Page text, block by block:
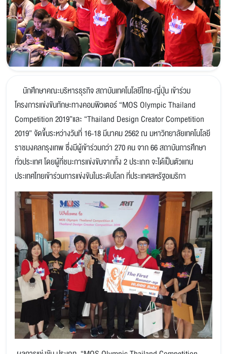
นักศึกษาคณะบริหารธุรกิจ สถาบันเทคโนโลยีไทย-ญี่ปุ่น เข้าร่วม
โครงการแข่งขันทักษะทางคอมพิวเตอร์ “MOS Olympic Thailand
Competition 2019”และ “Thailand Design Creator Competition
2019” จัดขึ้นระหว่างวันที่ 16-18 มีนาคม 2562 ณ มหาวิทยาลัยเทคโนโลยี
ราชมงคลกรุงเทพ ซึ่งมีผู้เข้าร่วมกว่า 270 คน จาก 66 สถาบันการศึกษา
ทั่วประเทศ โดยผู้ที่ชนะการแข่งขันจากทั้ง 2 ประเภท จะได้เป็นตัวแทน
ประเทศไทยเข้าร่วมการแข่งขันในระดับโลก ที่ประเทศสหรัฐอเมริกา